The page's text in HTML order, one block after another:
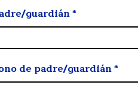
guardián*
de padre/guardián*